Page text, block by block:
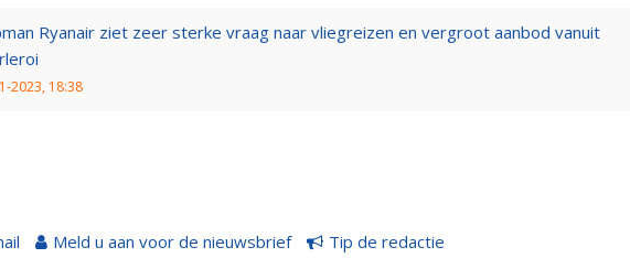
Ryanair ziet zeer sterke vraag naar vliegreizen en vergroot aanbod vanuit
2023, 18:38
Meld u aan voor de nieuwsbrief Tip de redactie